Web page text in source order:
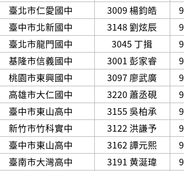
臺北市仁愛國中 3009 楊鈞皓
臺中市北新國中 3148 劉炫辰
臺北市龍門國中 3045 丁揖
基隆市信義國中 3001 彭家睿
桃園市東興國中 3097 廖武廣
高雄市大仁國中 3220 蕭丞硯
臺中市東山高中 3155 吳柏承
新竹市竹科實中 3122 洪謙予
臺中市東山高中 3162 譚元熙
臺南市大灣高中 3191 黄涎瑋